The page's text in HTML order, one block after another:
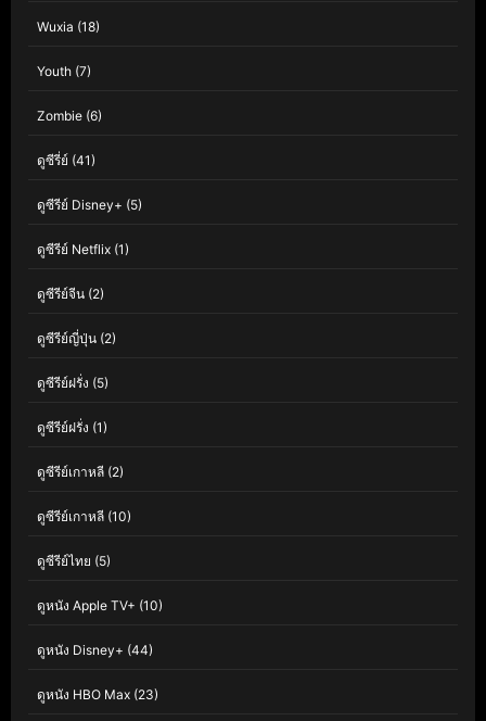
Wuxia (18)
Youth (7)
Zombie (6)
ดูซีรี่ย์ (41)
ดูซีรีย์ Disney+ (5)
ดูซีรีย์ Netflix (1)
ดูซีรีย์จีน (2)
ดูซีรีย์ญี่ปุ่น (2)
ดูซีรีย์ฝรั่ง (5)
ดูซีรีย์ฝรั่ง (1)
ดูซีรีย์เกาหลี (2)
ดูซีรีย์เกาหลี (10)
ดูซีรีย์ไทย (5)
ดูหนัง Apple TV+ (10)
ดูหนัง Disney+ (44)
ดูหนัง HBO Max (23)